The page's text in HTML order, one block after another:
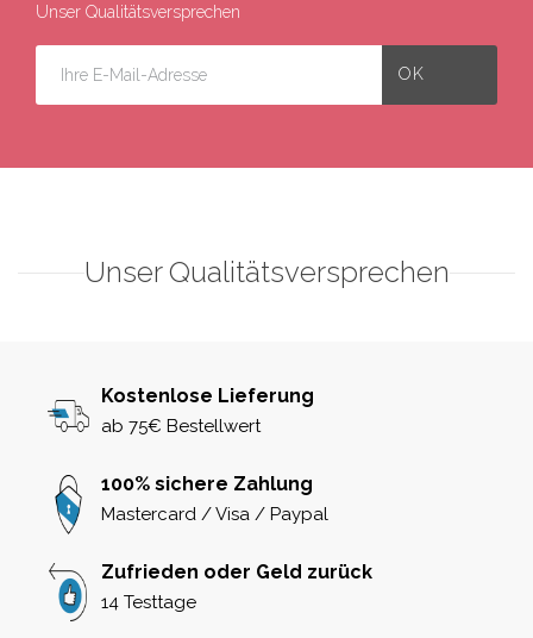
Unser Qualitätsversprechen
Unser Qualitätsversprechen
Kostenlose Lieferung
ab 75€ Bestellwert
100% sichere Zahlung
Mastercard / Visa / Paypal
Zufrieden oder Geld zurück
14 Testtage